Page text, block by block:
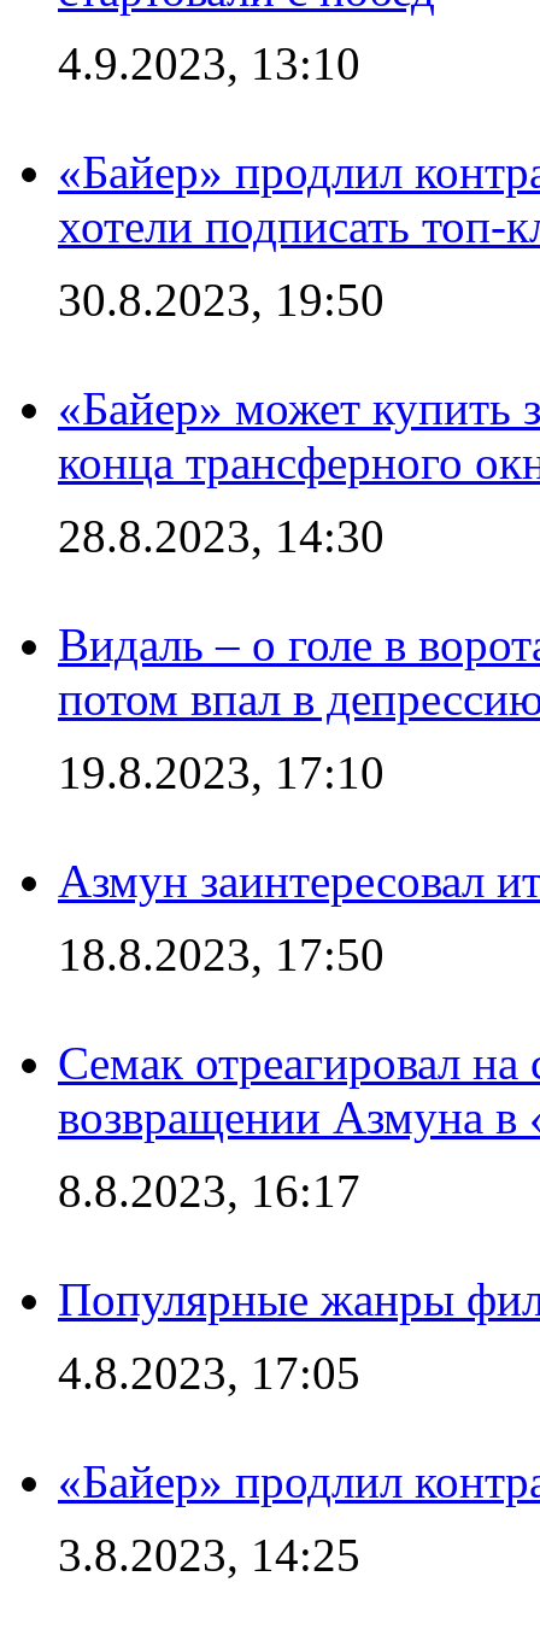
4.9.2023, 13:10
«Байер» продлил
хотели подписать
30.8.2023, 19:50
«Байер» может купить
конца трансферного
28.8.2023, 14:30
Видаль – о голе в
потом впал в
19.8.2023, 17:10
Азмун заинтересовал
18.8.2023, 17:50
Семак отреагировал
возвращении Азмуна в
8.8.2023, 16:17
Популярные жанры
4.8.2023, 17:05
«Байер» продлил
3.8.2023, 14:25